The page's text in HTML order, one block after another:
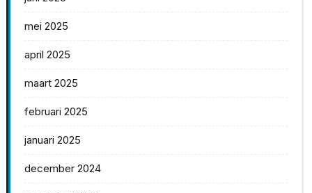
mei 2025
april 2025
maart 2025
februari 2025
januari 2025
december 2024